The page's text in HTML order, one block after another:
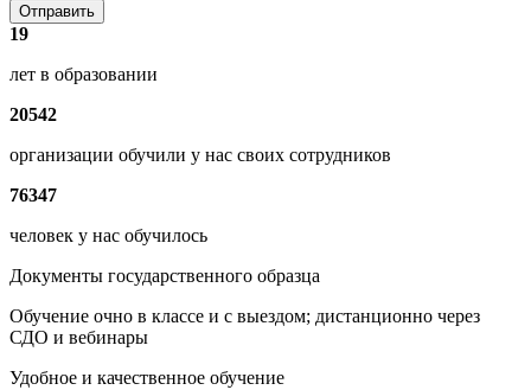
Отправить
19
лет в образовании
20542
организации обучили у нас своих сотрудников
76347
человек у нас обучилось
Документы государственного образца
Обучение очно в классе и с выездом; дистанционно через
СДО и вебинары
Удобное и качественное обучение